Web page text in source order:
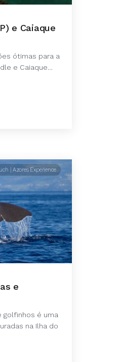
e Caiaque
ótimas para a
e Caiaque…
| Azores Experience
e
golfinhos é uma
na Ilha do